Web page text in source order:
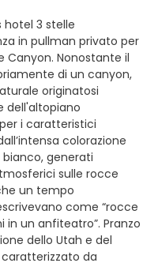
hotel 3 stelle
in pullman privato per
Canyon. Nonostante il
di un canyon,
originatosi
dell'altopiano
i caratteristici
colorazione
bianco, generati
sulle rocce
un tempo
come “rocce
un anfiteatro”. Pranzo
dello Utah e del
caratterizzato da